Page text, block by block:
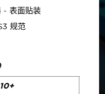
- 表面贴装
规范
10+